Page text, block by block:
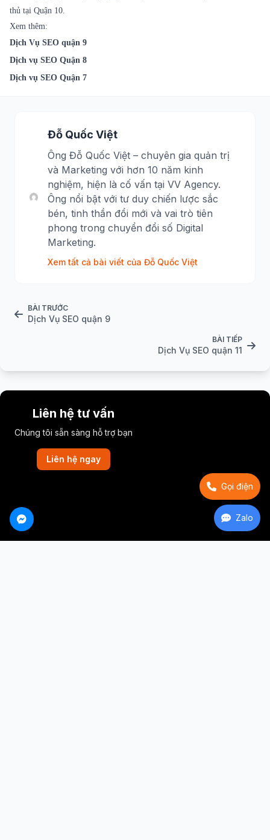
thủ tại Quận 10.
Xem thêm:
Dịch Vụ SEO quận 9
Dịch vụ SEO Quận 8
Dịch vụ SEO Quận 7
Đỗ Quốc Việt
Ông Đỗ Quốc Việt – chuyên gia quản trị
và Marketing với hơn 10 năm kinh
nghiệm, hiện là cố vấn tại VV Agency.
Ông nổi bật với tư duy chiến lược sắc
bén, tinh thần đổi mới và vai trò tiên
phong trong chuyển đổi số Digital
Marketing.
Xem tất cả bài viết của Đỗ Quốc Việt
BÀI TRƯỚC
Dịch Vụ SEO quận 9
BÀI TIẾP
Dịch Vụ SEO quận 11
Liên hệ tư vấn
Chúng tôi sẵn sàng hỗ trợ bạn
Liên hệ ngay
Gọi điện
Zalo